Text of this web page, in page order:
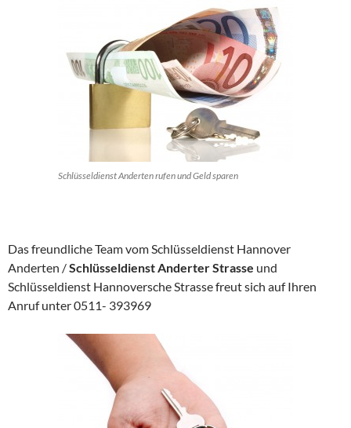
Schlüsseldienst Anderten rufen und Geld sparen
Das freundliche Team vom Schlüsseldienst Hannover
Anderten /Schlüsseldienst Anderter Strasse und
Schlüsseldienst Hannoversche Strasse freut sich auf Ihren
Anruf unter 0511- 393969